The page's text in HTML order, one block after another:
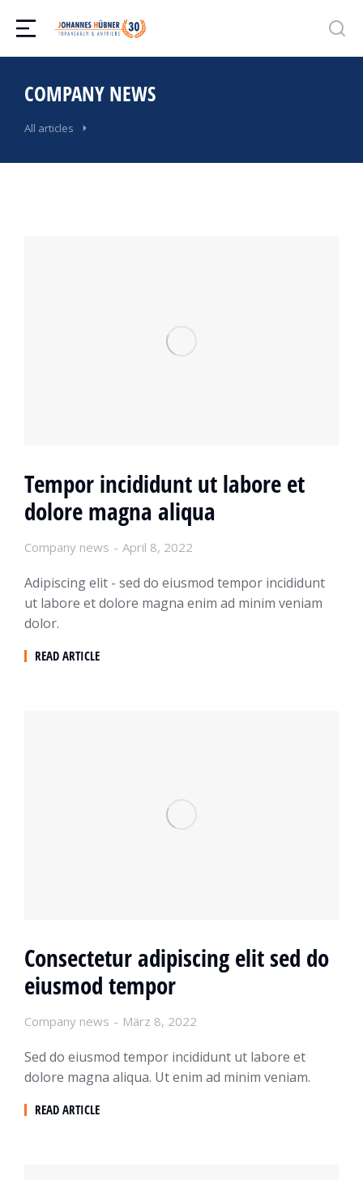
COMPANY NEWS
All articles
Tempor incididunt ut labore et
dolore magna aliqua
Company news April 8, 2022
Adipiscing elit - sed do eiusmod tempor incididunt
ut labore et dolore magna enim ad minim veniam
dolor.
READ ARTICLE
Consectetur adipiscing elit sed do
eiusmod tempor
Company news März 8, 2022
Sed do eiusmod tempor incididunt ut labore et
dolore magna aliqua. Ut enim ad minim veniam.
READ ARTICLE